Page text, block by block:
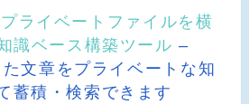
ライベートファイルを横
識ベース構築ツール –
文章をプライベートな知
蓄積・検索できます